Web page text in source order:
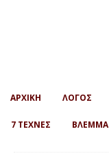
ΑΡΧΙΚΗ ΛΟΓΟΣ
7 ΤΕΧΝΕΣ ΒΛΕΜΜΑ